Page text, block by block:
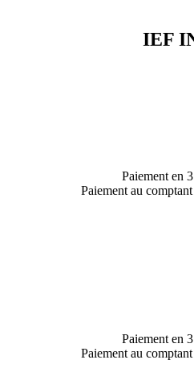
IEF
Paiement en
Paiement au
Paiement en
Paiement au